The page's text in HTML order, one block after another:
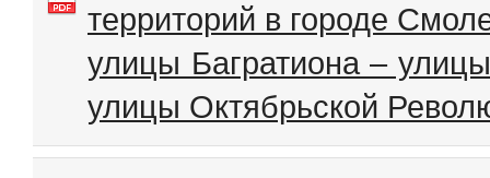
территорий в городе
улицы Багратиона –
улицы Октябрьской